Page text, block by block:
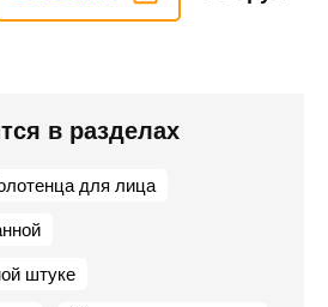
в разделах
для лица
штуке